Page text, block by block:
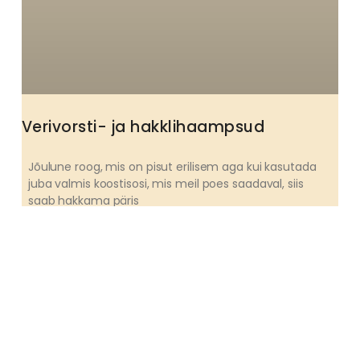
Verivorsti- ja hakklihaampsud
Jõulune roog, mis on pisut erilisem aga kui kasutada
juba valmis koostisosi, mis meil poes saadaval, siis
saab hakkama päris